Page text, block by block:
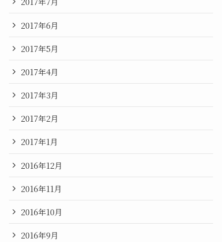
2017年6月
2017年5月
2017年4月
2017年3月
2017年2月
2017年1月
2016年12月
2016年11月
2016年10月
2016年9月